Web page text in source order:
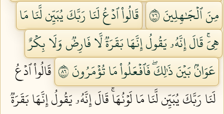
مِنَ ٱلۡجَٰهِلِينَ ٦٧
قَالُواْ ٱدۡعُ لَنَا رَبَّكَ يُبَيِّن لَّنَا مَا
هِيَۚ قَالَ إِنَّهُۥ يَقُولُ إِنَّهَا بَقَرَةٞ لَّا فَارِضٞ وَلَا بِكۡرٌ
عَوَانُۢ بَيۡنَ ذَٰلِكَۖ فَٱفۡعَلُواْ مَا تُؤۡمَرُونَ ٦٨
قَالُواْ ٱدۡعُ
لَنَا رَبَّكَ يُبَيِّن لَّنَا مَا لَوۡنُهَاۚ قَالَ إِنَّهُۥ يَقُولُ إِنَّهَا بَقَرَةٞ